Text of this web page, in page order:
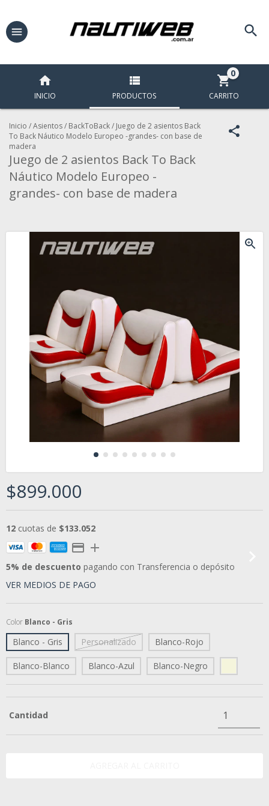
INICIO PRODUCTOS CARRITO
0
Inicio /Asientos/ BackToBack/ Juego de 2 asientos Back
To Back Náutico Modelo Europeo -grandes- con base de
madera
Juego de 2 asientos Back To Back
Náutico Modelo Europeo -
grandes- con base de madera
$899.000
12 cuotas de $133.052
5% de descuento pagando con Transferencia o depósito
VER MEDIOS DE PAGO
Color Blanco - Gris
Blanco - Gris Personalizado Blanco-Rojo
Blanco-Blanco Blanco-Azul Blanco-Negro
Cantidad